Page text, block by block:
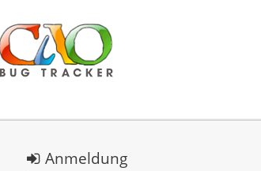
Anmeldung